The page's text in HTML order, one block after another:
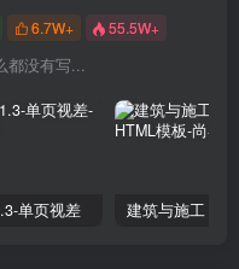
6.7W+ 55.5W+
都没有写...
单页视差